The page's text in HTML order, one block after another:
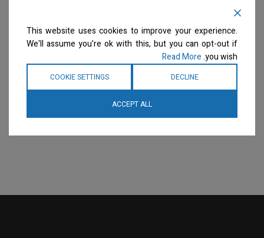
משי שיבולת שועל – דילול
שמפו
המחיר ייחשף רק לבעלי
מספרות רשומיםצרו קשר
למידע נוסף
שמפו
מספרות רשומיםצרו קשר
למידע נוסף
This website uses cookies to improve your experience.
We'll assume you're ok with this, but you can opt-out if
you wish.
Read More
DECLINE
COOKIE SETTINGS
ACCEPT ALL